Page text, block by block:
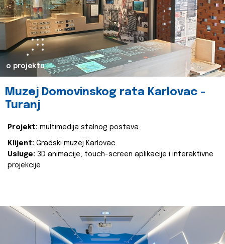
o projektu
Muzej Domovinskog rata Karlovac -
Turanj
Projekt: multimedija stalnog postava
Klijent: Gradski muzej Karlovac
Usluge: 3D animacije, touch-screen aplikacije i interaktivne
projekcije